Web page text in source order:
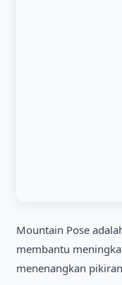
Mountain Pose
membantu
menenangkan